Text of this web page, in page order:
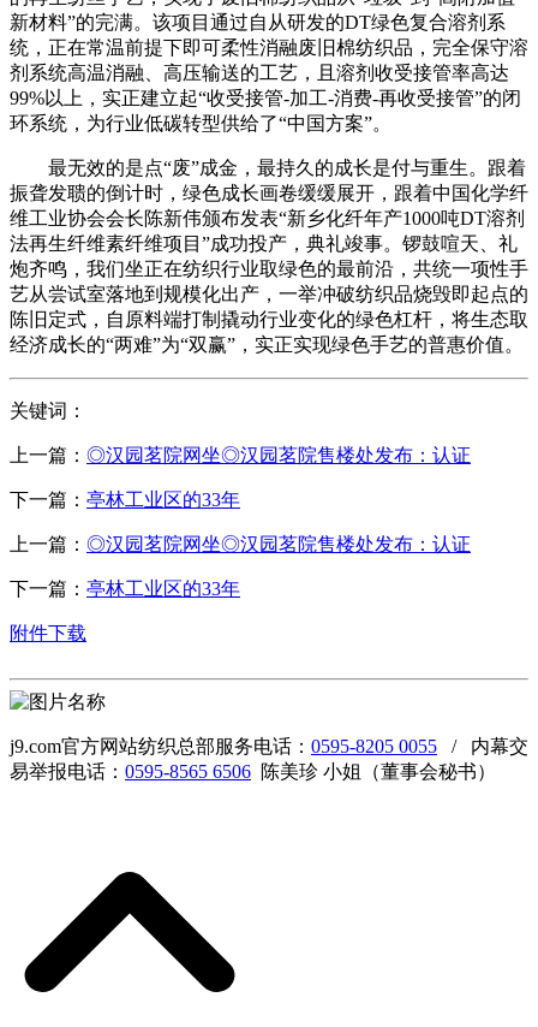
新材料”的完满。该项目通过自从研发的DT绿色复合溶剂系
统，正在常温前提下即可柔性消融废旧棉纺织品，完全保守溶
剂系统高温消融、高压输送的工艺，且溶剂收受接管率高达
99%以上，实正建立起“收受接管-加工-消费-再收受接管”的闭
环系统，为行业低碳转型供给了“中国方案”。
最无效的是点“废”成金，最持久的成长是付与重生。跟着
振聋发聩的倒计时，绿色成长画卷缓缓展开，跟着中国化学纤
维工业协会会长陈新伟颁布发表“新乡化纤年产1000吨DT溶剂
法再生纤维素纤维项目”成功投产，典礼竣事。锣鼓喧天、礼
炮齐鸣，我们坐正在纺织行业取绿色的最前沿，共统一项性手
艺从尝试室落地到规模化出产，一举冲破纺织品烧毁即起点的
陈旧定式，自原料端打制撬动行业变化的绿色杠杆，将生态取
经济成长的“两难”为“双赢”，实正实现绿色手艺的普惠价值。
关键词：
上一篇： ◎汉园茗院网坐◎汉园茗院售楼处发布：认证
下一篇： 亭林工业区的33年
上一篇： ◎汉园茗院网坐◎汉园茗院售楼处发布：认证
下一篇： 亭林工业区的33年
附件下载
j9.com官方网站纺织总部服务电话： 0595-8205 0055 / 内幕交
易举报电话： 0595-8565 6506 陈美珍 小姐（董事会秘书）